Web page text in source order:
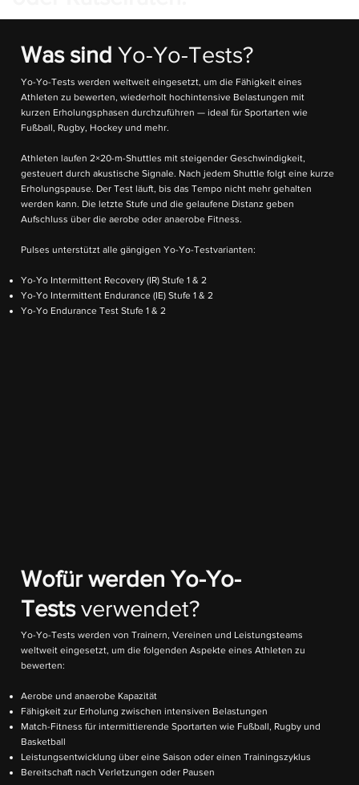
Was sind Yo-Yo-Tests?
Yo-Yo-Tests werden weltweit eingesetzt, um die Fähigkeit eines
Athleten zu bewerten, wiederholt hochintensive Belastungen mit
kurzen Erholungsphasen durchzuführen — ideal für Sportarten wie
Fußball, Rugby, Hockey und mehr.
Athleten laufen 2×20-m-Shuttles mit steigender Geschwindigkeit,
gesteuert durch akustische Signale. Nach jedem Shuttle folgt eine kurze
Erholungspause. Der Test läuft, bis das Tempo nicht mehr gehalten
werden kann. Die letzte Stufe und die gelaufene Distanz geben
Aufschluss über die aerobe oder anaerobe Fitness.
Pulses unterstützt alle gängigen Yo-Yo-Testvarianten:
Yo-Yo Intermittent Recovery (IR) Stufe 1 & 2
Yo-Yo Intermittent Endurance (IE) Stufe 1 & 2
Yo-Yo Endurance Test Stufe 1 & 2
Wofür werden Yo-Yo-
Testsverwendet?
Yo-Yo-Tests werden von Trainern, Vereinen und Leistungsteams
weltweit eingesetzt, um die folgenden Aspekte eines Athleten zu
bewerten:
Aerobe und anaerobe Kapazität
Fähigkeit zur Erholung zwischen intensiven Belastungen
Match-Fitness für intermittierende Sportarten wie Fußball, Rugby und
Basketball
Leistungsentwicklung über eine Saison oder einen Trainingszyklus
Bereitschaft nach Verletzungen oder Pausen